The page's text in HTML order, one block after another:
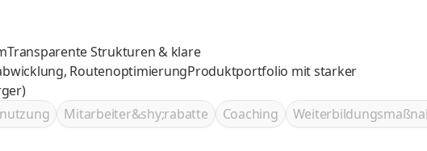
Strukturen & klare
RoutenoptimierungProduktportfolio mit starker
Mitarbeiter&shy;rabatte Coaching